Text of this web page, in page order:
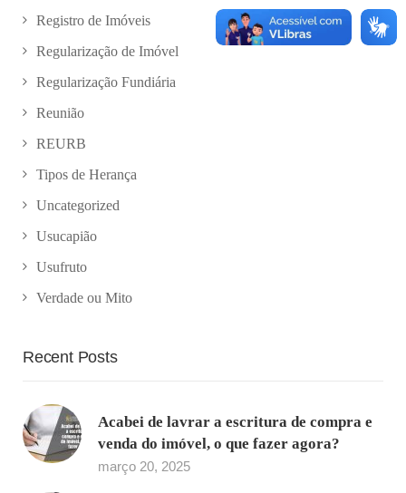
Registro de Imóveis
Regularização de Imóvel
Regularização Fundiária
Reunião
REURB
Tipos de Herança
Uncategorized
Usucapião
Usufruto
Verdade ou Mito
Recent Posts
Acabei de lavrar a escritura de compra e
venda do imóvel, o que fazer agora?
março 20, 2025